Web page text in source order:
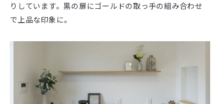
りしています。黒の扉にゴールドの取っ手の組み合わせ
で上品な印象に。